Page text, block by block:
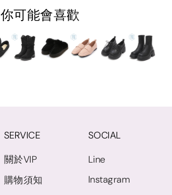
你可能會喜歡
SERVICE
關於VIP
購物須知
SOCIAL
Line
Instagram